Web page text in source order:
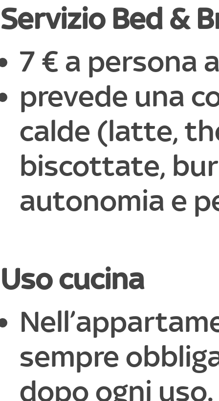
Servizio Bed &
7 € a persona
prevede una
calde (latte,
biscottate,
autonomia e
Uso cucina
sempre
dopo ogni uso.